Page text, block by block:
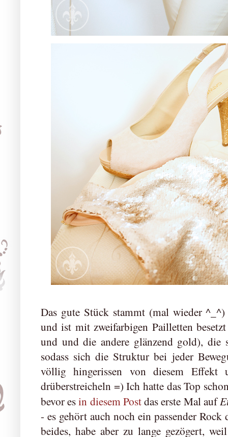
Das gute Stück stammt (mal wieder
und ist mit zweifarbigen Pailletten
und und die andere glänzend gold), die
sodass sich die Struktur bei jeder
völlig hingerissen von diesem Effekt
drüberstreicheln =) Ich hatte das Top
bevor esin diesem Postdas erste Mal auf
- es gehört auch noch ein passender
beides, habe aber zu lange gezögert,